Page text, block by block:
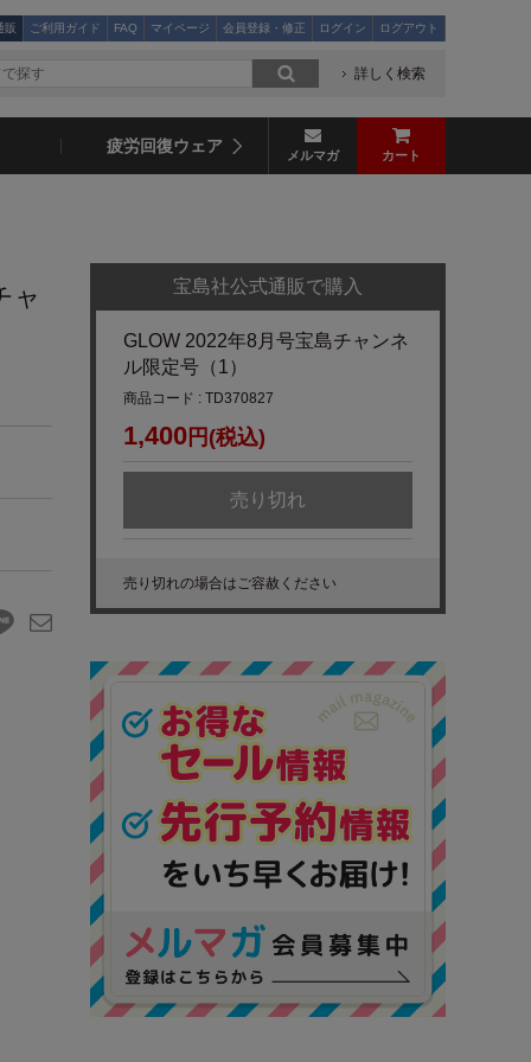
販 ご利用ガイド FAQ マイページ 会員登録・修正 ログイン ログアウト
詳しく検索
疲労回復ウェア メルマガ カート
ャ 宝島社公式通販で購入
GLOW 2022年8月号宝島チャンネ
ル限定号（1）
商品コード : TD370827
1,400 円(税込)
売り切れ
売り切れの場合はご容赦ください